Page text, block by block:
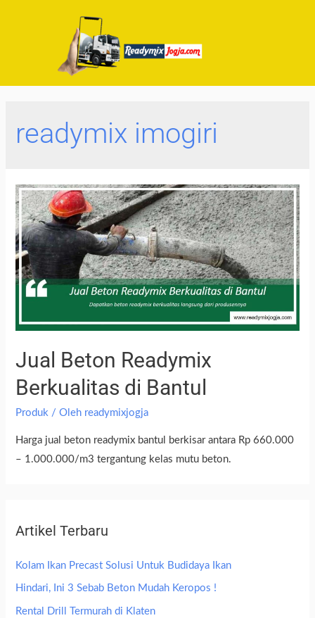
readymix imogiri
Jual Beton Readymix
Berkualitas di Bantul
Produk / Oleh readymixjogja
Harga jual beton readymix bantul berkisar antara Rp 660.000
– 1.000.000/m3 tergantung kelas mutu beton.
Artikel Terbaru
Kolam Ikan Precast Solusi Untuk Budidaya Ikan
Hindari, Ini 3 Sebab Beton Mudah Keropos !
Rental Drill Termurah di Klaten